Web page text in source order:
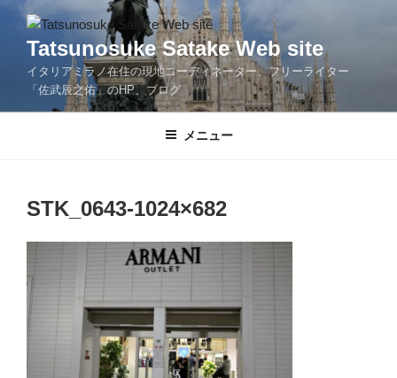
へ
Tatsunosuke Satake Web site
イタリアミラノ在住の現地コーディネーター、フリーライター
「佐武辰之佑」のHP、ブログ
メニュー
STK_0643-1024×682